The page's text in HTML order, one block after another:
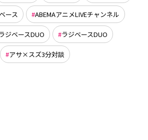
ース ABEMAアニメLIVEチャンネル
ジベースDUO ラジベースDUO
アサ×スズ3分対談